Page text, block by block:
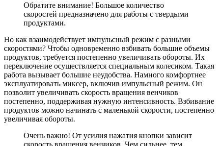
Обратите внимание! Большое количество
скоростей предназначено для работы с твердыми
продуктами.
Но как взаимодействует импульсный режим с разными
скоростями? Чтобы одновременно взбивать большие объемы
продуктов, требуется постепенно увеличивать обороты. Их
переключение осуществляется специальным колесиком. Такая
работа вызывает большие неудобства. Намного комфортнее
эксплуатировать миксер, включив импульсный режим. Он
позволит увеличивать скорость вращения венчиков
постепенно, поддерживая нужную интенсивность. Взбивание
продуктов можно начинать с маленькой скорости, постепенно
увеличивая обороты.
Очень важно! От усилия нажатия кнопки зависит
скорость вращения венчиков. Чем сильнее, тем